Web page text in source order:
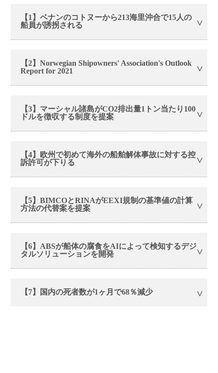
【1】ベナンのコトヌーから213海里沖合で15人の
船員が誘拐される
【2】Norwegian Shipowners' Association's Outlook
Report for 2021
【3】マーシャル諸島がCO2排出量1トン当たり100
ドルを徴収する制度を提案
【4】欧州で初めて海外の船舶解体事故に対する控
訴許可が下りる
【5】BIMCOとRINAがEEXI規制の基準値の計算
方法の代替案を提案
【6】ABSが船体の腐食をAIによって検知するデジ
タルソリューションを開発
【7】国内の死者数が1ヶ月で68％減少